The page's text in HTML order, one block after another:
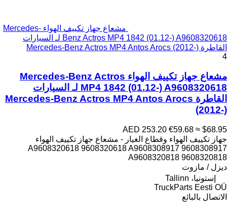
مشعاع جهاز تكييف الهواء Mercedes-
Benz Actros MP4 1842 (01.12-) A9608320618 لـ السيارات
القاطرة Mercedes-Benz Actros MP4 Antos Arocs (2012-)
4
مشعاع جهاز تكييف الهواء Mercedes-Benz Actros
MP4 1842 (01.12-) A9608320618 لـ السيارات
القاطرة Mercedes-Benz Actros MP4 Antos Arocs
(2012-)
AED 253.20 €59.68 ≈ $68.95
جهاز تكييف الهواء وقطاع الغيار - مشعاع جهاز تكييف الهواء
A9608320618 9608320618 A9608308917 9608308917
A9608320818 9608320818
ديزل / مازوت
إستونيا، Tallinn
TruckParts Eesti OÜ
الاتصال بالبائع